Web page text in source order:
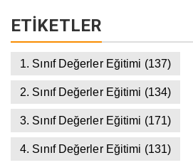
ETIKETLER
1. Sınıf Değerler Eğitimi (137)
2. Sınıf Değerler Eğitimi (134)
3. Sınıf Değerler Eğitimi (171)
4. Sınıf Değerler Eğitimi (131)